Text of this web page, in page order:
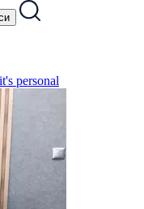
personal